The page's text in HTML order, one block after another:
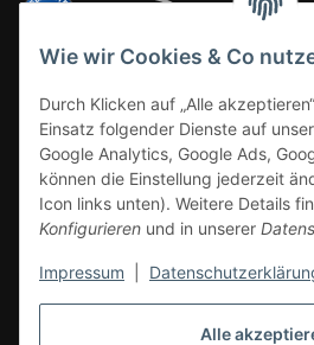
Alle
Wie wir Cookies & Co
Durch Klicken auf „Alle
Einsatz folgender Dienste auf
Google Analytics, Google Ads,
können die Einstellung jederzeit
Icon links unten). Weitere Details
Konfigurieren und in unserer
Impressum
* Alle Preise inkl. gesetzlicher Mwst., zzgl.